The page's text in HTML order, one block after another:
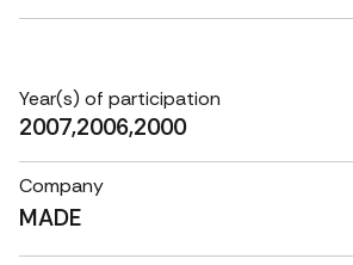
Year(s) of participation
2007,2006,2000
Company
MADE